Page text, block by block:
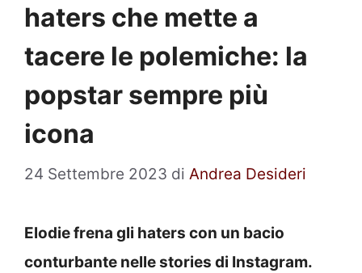
haters che mette a
tacere le polemiche: la
popstar sempre più
icona
24 Settembre 2023 di Andrea Desideri
Elodie frena gli haters con un bacio
conturbante nelle stories di Instagram.